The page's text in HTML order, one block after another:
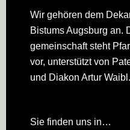
Wir gehören dem
Bistums Augsburg an.
gemeinschaft steht
vor, unterstützt von
und Diakon Artur Waibl.
Sie finden uns in…